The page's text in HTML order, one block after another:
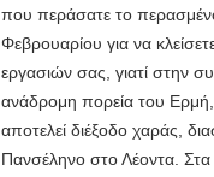
που περάσατε το
Φεβρουαρίου για να
εργασιών σας, γιατί στην
ανάδρομη πορεία του
αποτελεί διέξοδο χαράς,
Πανσέληνο στο Λέοντα. Στα